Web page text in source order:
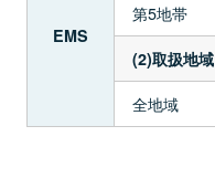
EMS
第5地帯
(2)取扱地域
全地域